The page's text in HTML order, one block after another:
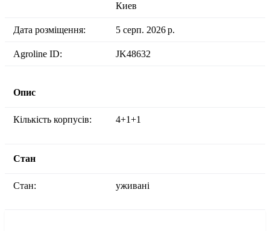
Киев
Дата розміщення: 5 серп. 2026 р.
Agroline ID: JK48632
Опис
Кількість корпусів: 4+1+1
Стан
Стан: уживані